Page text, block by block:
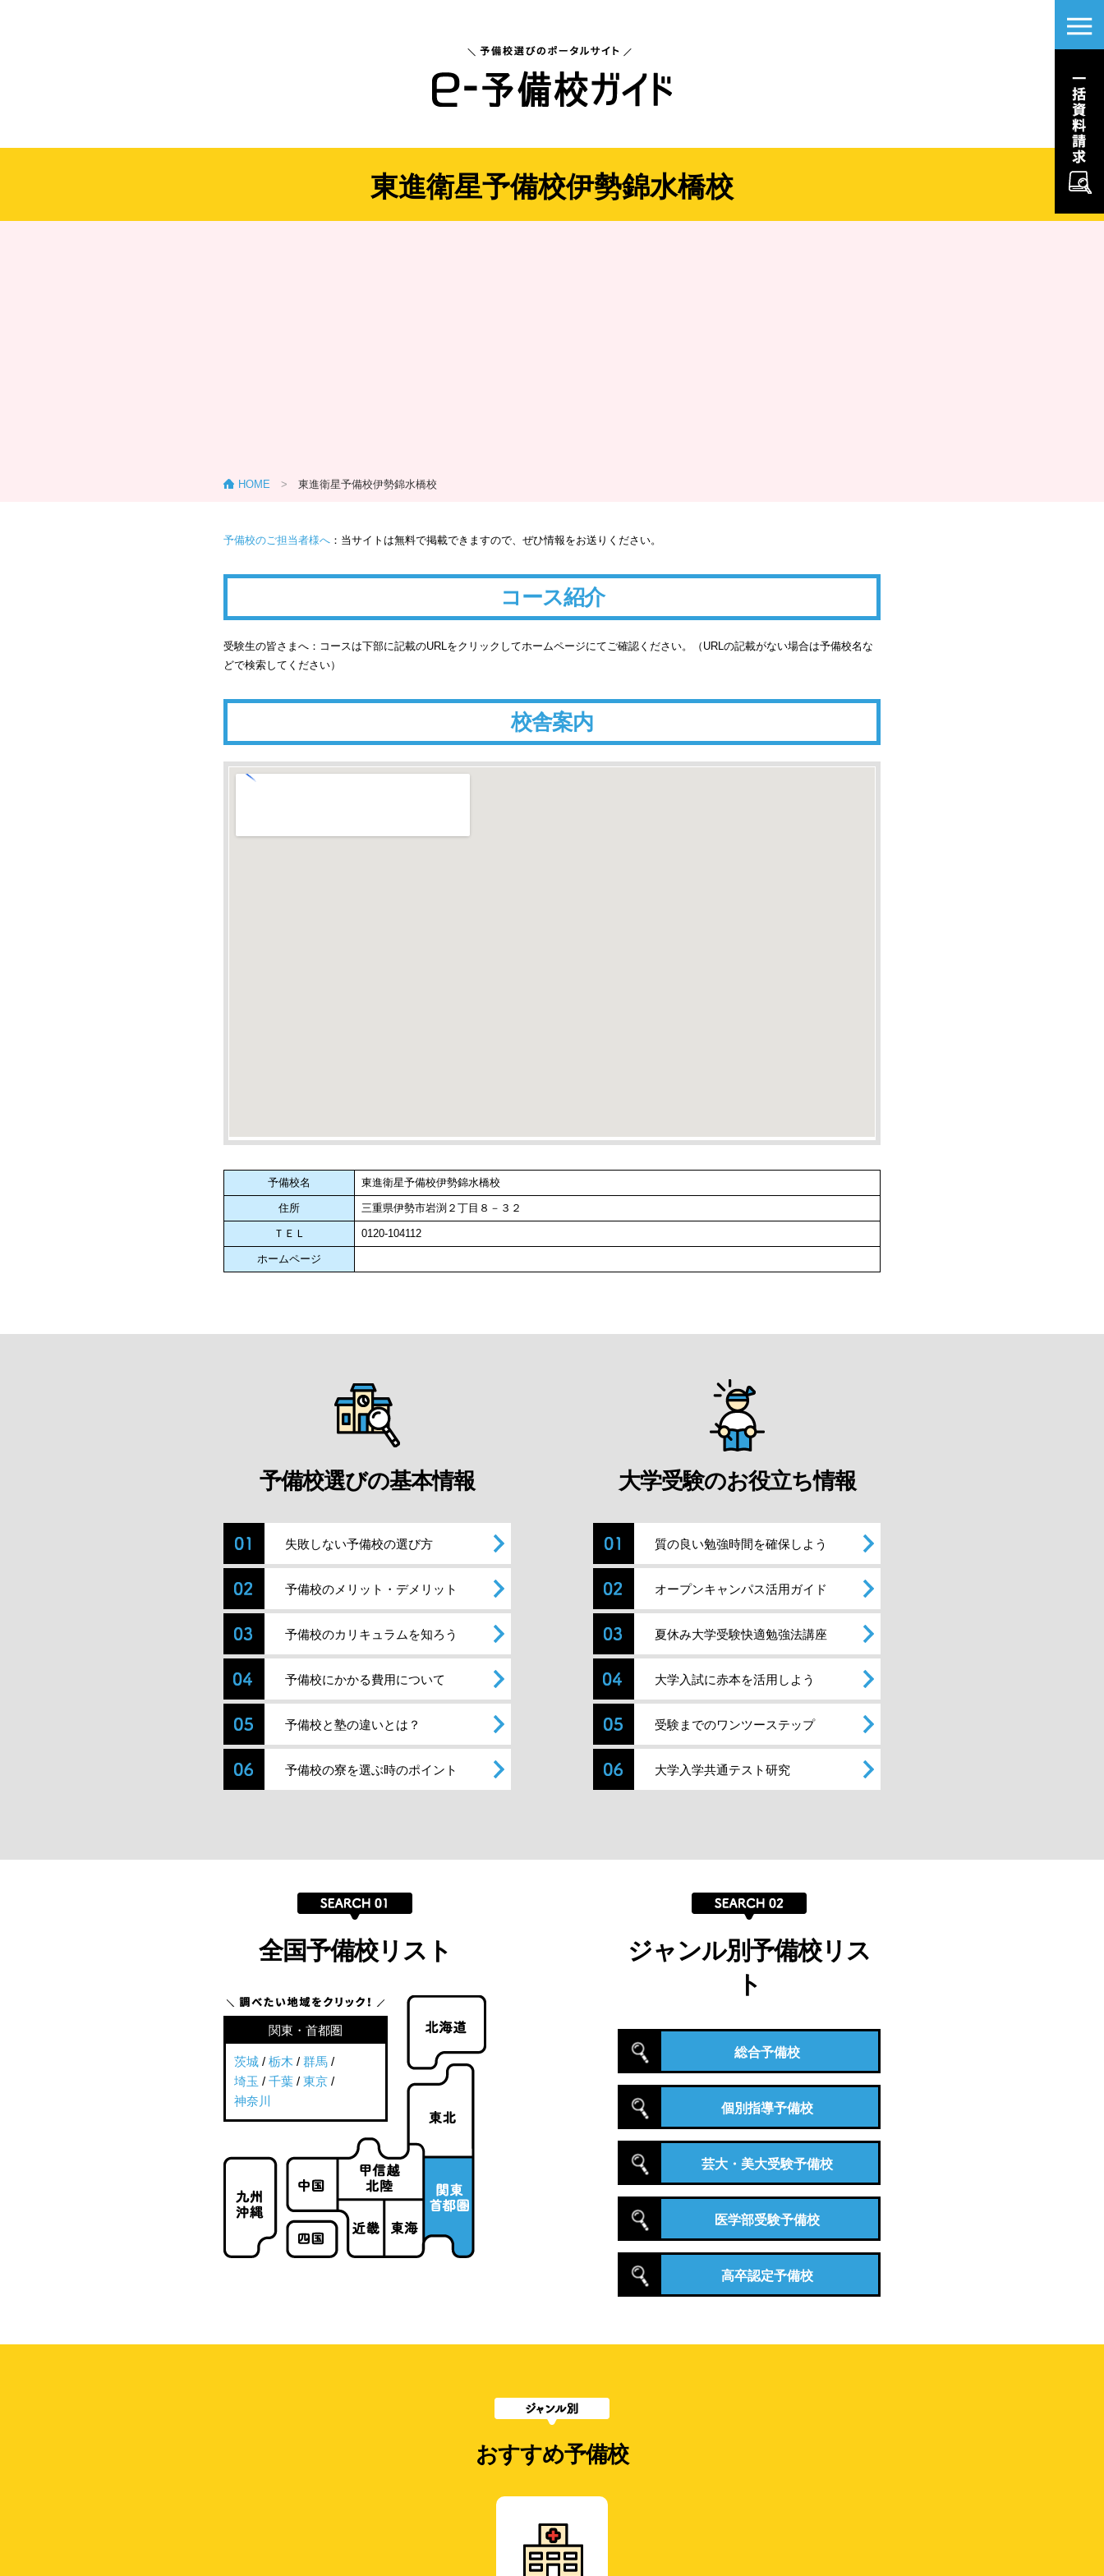
東進衛星予備校伊勢錦水橋校
HOME > 東進衛星予備校伊勢錦水橋校
予備校のご担当者様へ ：当サイトは無料で掲載できますので、ぜひ情報をお送りください。
コース紹介
受験生の皆さまへ：コースは下部に記載のURLをクリックしてホームページにてご確認ください。（URLの記載がない場合は予備校名な
どで検索してください）
校舎案内
予備校名 東進衛星予備校伊勢錦水橋校
住所 三重県伊勢市岩渕２丁目８－３２
ＴＥＬ 0120-104112
ホームページ
予備校選びの基本情報
失敗しない予備校の選び方
予備校のメリット・デメリット
予備校のカリキュラムを知ろう
予備校にかかる費用について
予備校と塾の違いとは？
予備校の寮を選ぶ時のポイント
大学受験のお役立ち情報
質の良い勉強時間を確保しよう
オープンキャンパス活用ガイド
夏休み大学受験快適勉強法講座
大学入試に赤本を活用しよう
受験までのワンツーステップ
大学入学共通テスト研究
全国予備校リスト
関東・首都圏
茨城 / 栃木 / 群馬 /
埼玉 / 千葉 / 東京 /
神奈川
ジャンル別予備校リス
ト
総合予備校
個別指導予備校
芸大・美大受験予備校
医学部受験予備校
高卒認定予備校
おすすめ予備校